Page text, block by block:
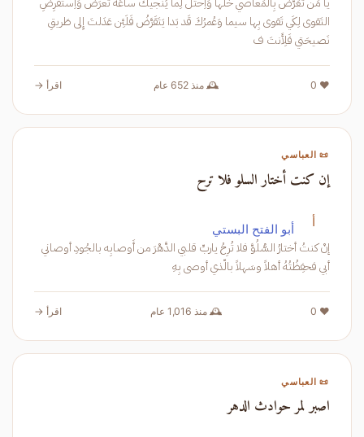
التَقوى لِكَي تَقوى بِها سيما وَعُمرُكَ قَد بَدا يَتَقَرَّضُ فَلَئِن عَدَلتَ إِلى طَريقِ
نَصيحَتي فَلِأَنتَ ف
❤️ 0 🕰️ منذ 652 عام اقرأ →
📜 العباسي
إن كنت أختار السلو فلا ترح
أ أبو الفتح البستي
إنْ كنتُ أختارُ السُّلُوَّ فلا تُرِحُ ياربِّ قلبي الدَّهْرَ من أَوصابِه بالجُودِ أوصاني
أبي فحفِظُتُهُ أهلاً وسَهلاً بالّذي أوصى بِهِ
❤️ 0 🕰️ منذ 1,016 عام اقرأ →
📜 العباسي
اصبر لمر حوادث الدهر